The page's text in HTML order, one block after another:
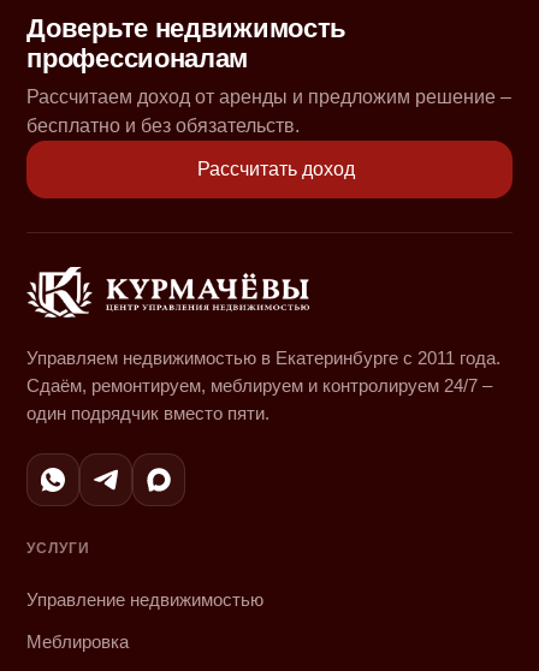
Доверьте недвижимость
профессионалам
Рассчитаем доход от аренды и предложим решение –
бесплатно и без обязательств.
Рассчитать доход
Управляем недвижимостью в Екатеринбурге с 2011 года.
Сдаём, ремонтируем, меблируем и контролируем 24/7 –
один подрядчик вместо пяти.
УСЛУГИ
Управление недвижимостью
Меблировка